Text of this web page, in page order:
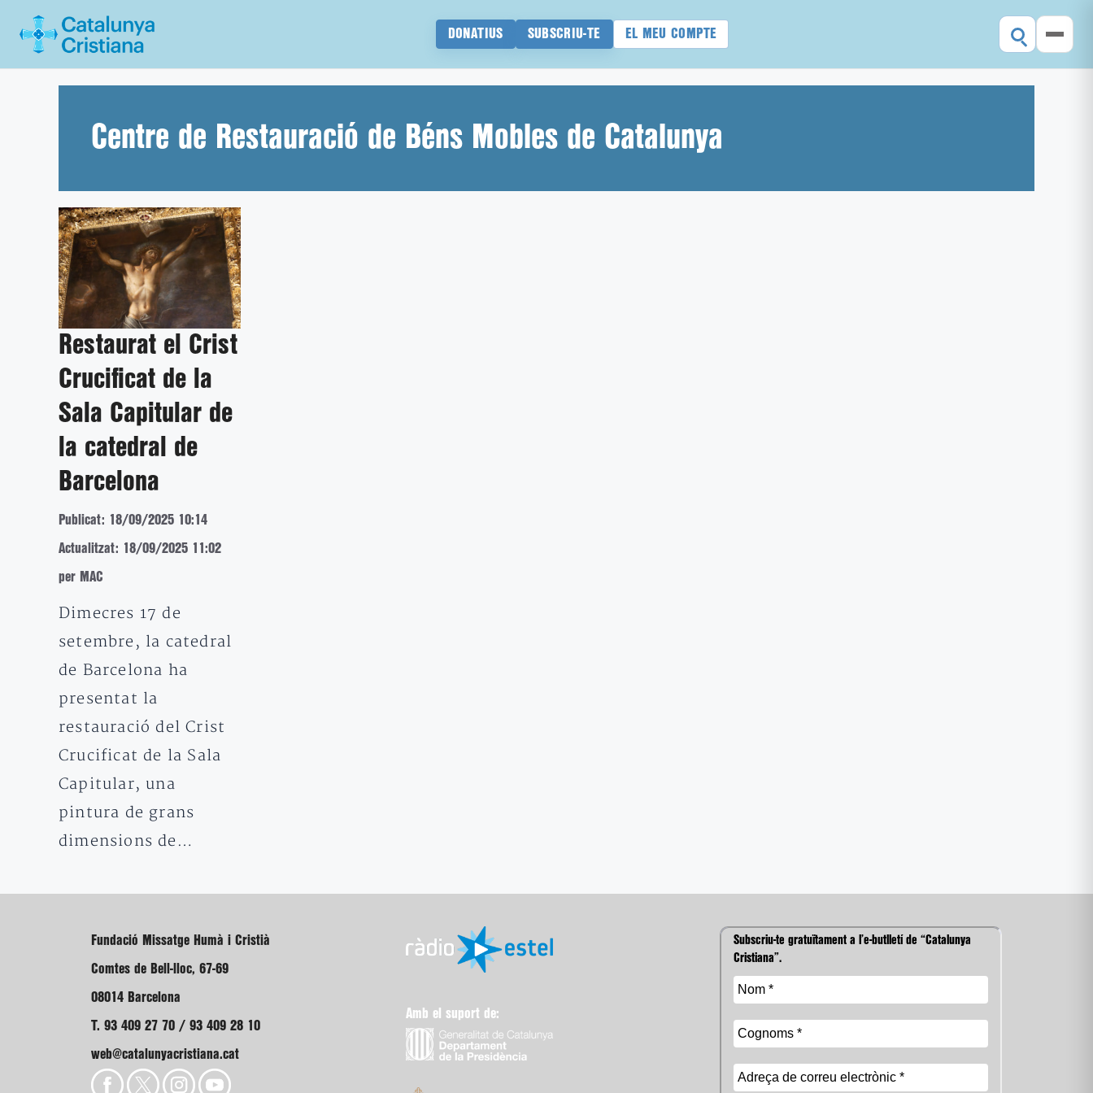
DONATIUS SUBSCRIU-TE EL MEU COMPTE
Centre de Restauració de Béns Mobles de Catalunya
Restaurat el Crist
Crucificat de la
Sala Capitular de
la catedral de
Barcelona
Publicat: 18/09/2025 10:14
Actualitzat: 18/09/2025 11:02
per MAC
Dimecres 17 de
setembre, la catedral
de Barcelona ha
presentat la
restauració del Crist
Crucificat de la Sala
Capitular, una
pintura de grans
dimensions de…
Fundació Missatge Humà i Cristià
Comtes de Bell-lloc, 67-69
08014 Barcelona
T. 93 409 27 70 / 93 409 28 10
web@catalunyacristiana.cat
Amb el suport de:
Subscriu-te gratuïtament a l’e-butlletí de “Catalunya
Cristiana”.